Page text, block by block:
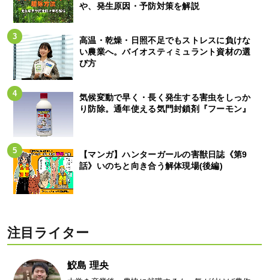
や、発生原因・予防対策を解説
高温・乾燥・日照不足でもストレスに負けな
い農業へ。バイオスティミュラント資材の選
び方
気候変動で早く・長く発生する害虫をしっか
り防除。通年使える気門封鎖剤『フーモン』
【マンガ】ハンターガールの害獣日誌《第9
話》いのちと向き合う解体現場(後編)
注目ライター
鮫島 理央